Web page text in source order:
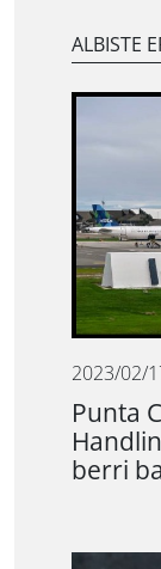
ALBISTE
2023/02/
Punta
berri